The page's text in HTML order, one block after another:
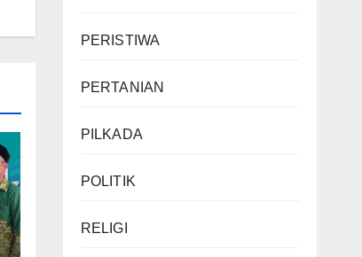
PERISTIWA
PERTANIAN
PILKADA
POLITIK
RELIGI